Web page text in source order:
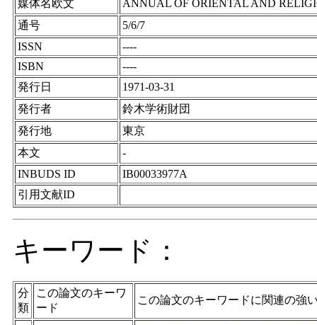
媒体名欧文
ANNUAL OF ORIENTAL AND
通号
5/6/7
ISSN
----
ISBN
----
発行日
1971-03-31
発行者
鈴木学術財団
発行地
東京
本文
-
INBUDS ID
IB00033977A
引用文献ID
キーワード：
分
類
この論文のキーワ
ード
この論文のキーワードに関連の強